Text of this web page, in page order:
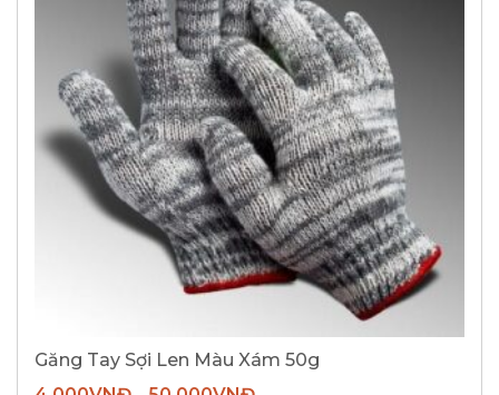
Găng Tay Sợi Len Màu Xám 50g